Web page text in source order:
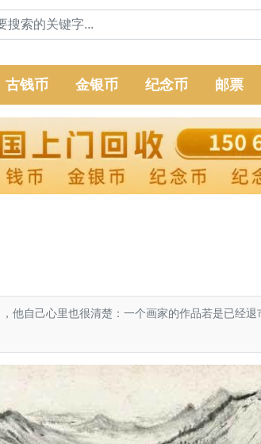
古钱币 金银币 纪念币 邮票
他自己心里也很清楚：一个画家的作品若是已经